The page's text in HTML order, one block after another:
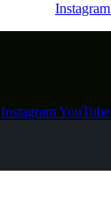
Instagram
InstagramYouTube